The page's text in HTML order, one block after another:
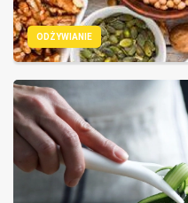
ODŻYWIANIE